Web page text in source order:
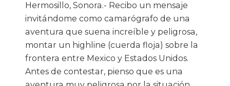
Hermosillo, Sonora.- Recibo un mensaje
invitándome como camarógrafo de una
aventura que suena increíble y peligrosa,
montar un highline (cuerda floja) sobre la
frontera entre Mexico y Estados Unidos.
Antes de contestar, pienso que es una